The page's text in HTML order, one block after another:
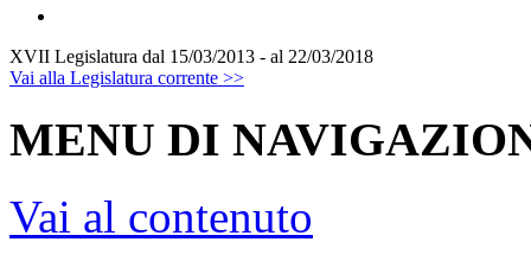
XVII Legislatura dal 15/03/2013 - al 22/03/2018
Vai alla Legislatura corrente >>
MENU DI
Vai al contenuto